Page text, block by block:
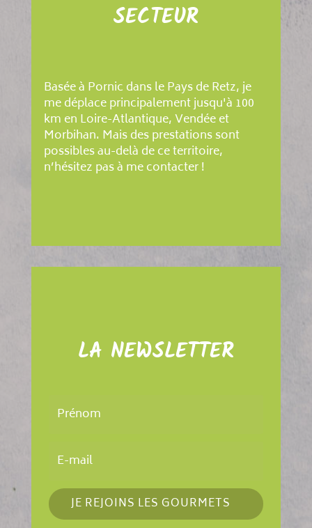
SECTEUR
Basée à Pornic dans le Pays de Retz, je
me déplace principalement jusqu'à 100
km en Loire-Atlantique, Vendée et
Morbihan. Mais des prestations sont
possibles au-delà de ce territoire,
n’hésitez pas à me contacter !
LA NEWSLETTER
JE REJOINS LES GOURMETS